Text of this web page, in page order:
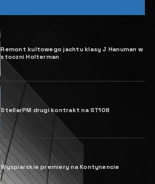
Remont kultowego jachtu klasy J Hanuman w
stoczni Holterman
StellarPM drugi kontrakt na ST108
Wyspiarskie premiery na Kontynencie